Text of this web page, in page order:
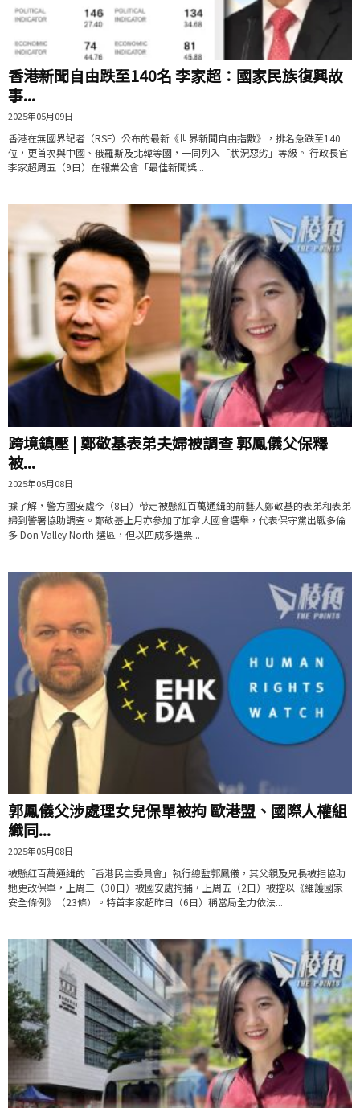
香港新聞自由跌至140名 李家超：國家民族復興故
事...
2025年05月09日
香港在無國界記者（RSF）公布的最新《世界新聞自由指數》，排名急跌至140
位，更首次與中國、俄羅斯及北韓等國，一同列入「狀況惡劣」等級。 行政長官
李家超周五（9日）在報業公會「最佳新聞獎...
跨境鎮壓 | 鄭敬基表弟夫婦被調查 郭鳳儀父保釋
被...
2025年05月08日
據了解，警方國安處今（8日）帶走被懸紅百萬通緝的前藝人鄭敬基的表弟和表弟
婦到警署協助調查。鄭敬基上月亦參加了加拿大國會選舉，代表保守黨出戰多倫
多 Don Valley North 選區，但以四成多選票...
郭鳳儀父涉處理女兒保單被拘 歐港盟、國際人權組
織同...
2025年05月08日
被懸紅百萬通緝的「香港民主委員會」執行總監郭鳳儀，其父親及兄長被指協助
她更改保單，上周三（30日）被國安處拘捕，上周五（2日）被控以《維護國家
安全條例》（23條）。特首李家超昨日（6日）稱當局全力依法...